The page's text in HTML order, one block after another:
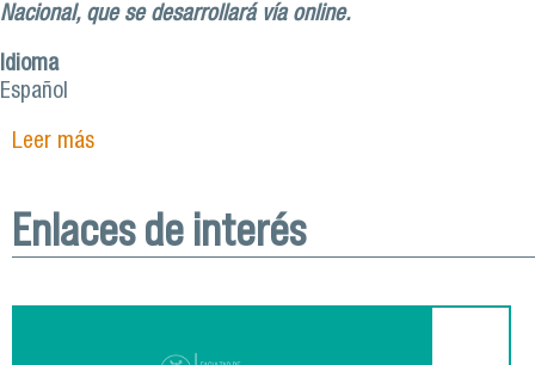
Nacional, que se desarrollará vía online.
Idioma
Español
Leer mássobre Conoce a los integrantes oficiales que
Enlaces de interés